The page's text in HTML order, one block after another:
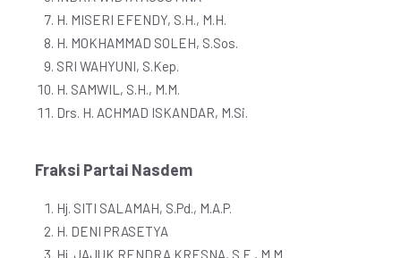
H. MISERI EFENDY, S.H., M.H.
H. MOKHAMMAD SOLEH, S.Sos.
SRI WAHYUNI, S.Kep.
H. SAMWIL, S.H., M.M.
Drs. H. ACHMAD ISKANDAR, M.Si.
Fraksi Partai Nasdem
Hj. SITI SALAMAH, S.Pd., M.A.P.
H. DENI PRASETYA
Hj. JAJUK RENDRA KRESNA, S.E., M.M.